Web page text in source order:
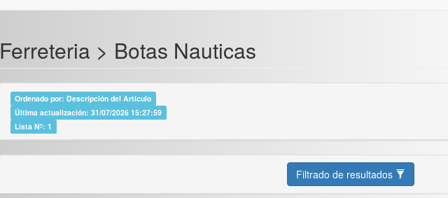
Ferreteria > Botas Nauticas
Ordenado por: Descripción del Artículo
Última actualización: 31/07/2026 15:27:59
Lista Nº: 1
Filtrado de resultados